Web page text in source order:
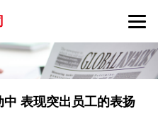
表现突出员工的表扬